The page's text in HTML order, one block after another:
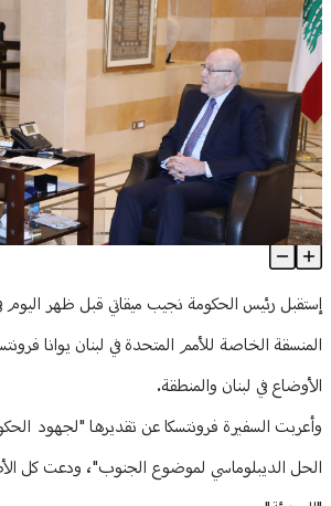
ثقافة ومجتمع
منوعات
مواقف
وليد جنبلاط
الحزب
ابحث
سلسلة لقاءات لميقاتي في السراي
Article Content
إستقبل رئيس الحكومة نجيب ميقاتي قبل ظهر اليوم
المنسقة الخاصة للأمم المتحدة في لبنان يوانا
الأوضاع في لبنان والمنطقة.
وأعربت السفيرة فرونتسكا عن تقديرها "لجهود
الحل الديبلوماسي لموضوع الجنوب"، ودعت كل